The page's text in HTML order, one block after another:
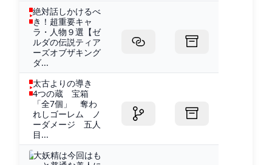
絶対話しかけるべ
き！超重要キャ
ラ・人物９選【ゼ
ルダの伝説ティア
ーズオブザキング
ダ...
太古よりの導き
4つの蔵 宝箱
「全7個」 奪わ
れしゴーレム ノ
ーダメージ 五人
目...
大妖精は今回はも